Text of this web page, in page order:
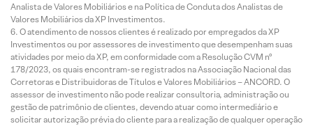
Analista de Valores Mobiliários e na Política de Conduta dos Analistas de
Valores Mobiliários da XP Investimentos.
O atendimento de nossos clientes é realizado por empregados da XP
Investimentos ou por assessores de investimento que desempenham suas
atividades por meio da XP, em conformidade com a Resolução CVM nº
178/2023, os quais encontram-se registrados na Associação Nacional das
Corretoras e Distribuidoras de Títulos e Valores Mobiliários – ANCORD. O
assessor de investimento não pode realizar consultoria, administração ou
gestão de patrimônio de clientes, devendo atuar como intermediário e
solicitar autorização prévia do cliente para a realização de qualquer operação